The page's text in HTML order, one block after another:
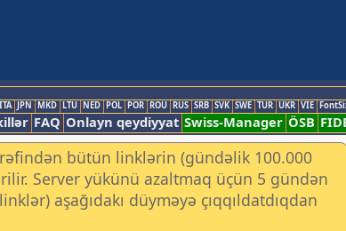
ITA JPN MKD LTU NED POL POR ROU RUS SRB SVK SWE TUR UKR VIE
FAQ Onlayn qeydiyyat Swiss-Manager ÖSB
bütün linklərin (gündəlik 100.000
Server yükünü azaltmaq üçün 5 gündən
aşağıdakı düyməyə çıqqıldatdıqdan